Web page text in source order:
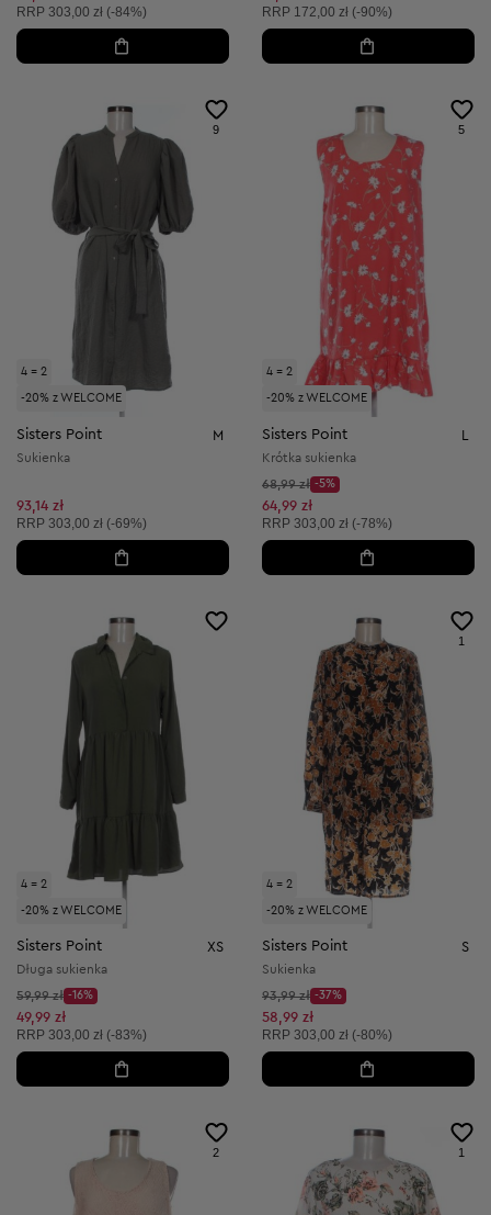
Cena sugerowana:
RRP 303,00 zł (-84%) Cena sugerowana:
RRP 172,00 zł (-90%)
4 = 2
-20% z WELCOME
9
Sisters Point M
Sukienka
93,14 zł
Cena sugerowana:
RRP 303,00 zł (-69%)
4 = 2
-20% z WELCOME
5
Sisters Point
Krótka sukienka
Cena początkowa:
68,99 zł
Discount Price:
-5%
Obniżona cena:
64,99 zł
Cena sugerowana:
RRP 303,00 zł (-78%)
4 = 2
-20% z WELCOME
Sisters Point XS
Długa sukienka
Cena początkowa:
59,99 zł
Discount Price:
-16%
Obniżona cena:
49,99 zł
Cena sugerowana:
RRP 303,00 zł (-83%)
4 = 2
-20% z WELCOME
1
Sisters Point S
Sukienka
Cena początkowa:
93,99 zł
Discount Price:
-37%
Obniżona cena:
58,99 zł
Cena sugerowana:
RRP 303,00 zł (-80%)
2 1